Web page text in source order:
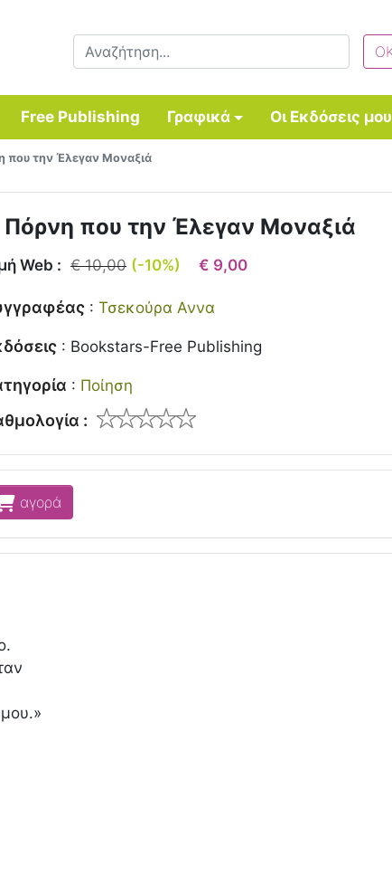
Free Publishing Γραφικά Οι Εκδόσεις μου
που την Έλεγαν Μοναξιά
που την Έλεγαν Μοναξιά
Web : € 10,00 (-10%) € 9,00
: Τσεκούρα Αννα
: Bookstars-Free Publishing
: Ποίηση
:
αγορά